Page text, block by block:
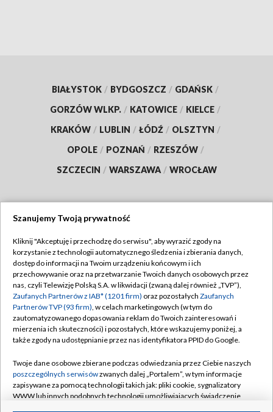
BIAŁYSTOK / BYDGOSZCZ / GDAŃSK /
GORZÓW WLKP. / KATOWICE / KIELCE /
KRAKÓW / LUBLIN / ŁÓDŹ / OLSZTYN /
OPOLE / POZNAŃ / RZESZÓW /
SZCZECIN / WARSZAWA / WROCŁAW
TVP
Abonament TVP
Emisja w TVP
Centrum informacji TVP
Naziemna Telewizja Cyfrowa
Rada Programowa
System NOS
Regulamin TVP
Polityka prywatności
Moje zgody
Pomoc
Kontakt
Szanujemy Twoją prywatność
Kliknij "Akceptuję i przechodzę do serwisu", aby wyrazić zgody na
korzystanie z technologii automatycznego śledzenia i zbierania danych,
dostęp do informacji na Twoim urządzeniu końcowym i ich
przechowywanie oraz na przetwarzanie Twoich danych osobowych przez
nas, czyli Telewizję Polską S.A. w likwidacji (zwaną dalej również „TVP”),
Zaufanych Partnerów z IAB* (1201 firm) oraz pozostałych Zaufanych
Partnerów TVP (93 firm), w celach marketingowych (w tym do
zautomatyzowanego dopasowania reklam do Twoich zainteresowań i
mierzenia ich skuteczności) i pozostałych, które wskazujemy poniżej, a
także zgody na udostępnianie przez nas identyfikatora PPID do Google.
Twoje dane osobowe zbierane podczas odwiedzania przez Ciebie naszych
poszczególnych serwisówzwanych dalej „Portalem”, w tym informacje
zapisywane za pomocą technologii takich jak: pliki cookie, sygnalizatory
WWW lub innych podobnych technologii umożliwiających świadczenie